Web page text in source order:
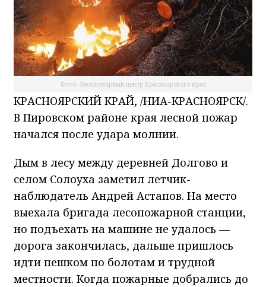
Фото: Лесопожарный центр Красноярского края
КРАСНОЯРСКИЙ КРАЙ, /НИА-КРАСНОЯРСК/.
В Пировском районе края лесной пожар
начался после удара молнии.
Дым в лесу между деревней Долгово и
селом Солоуха заметил летчик-
наблюдатель Андрей Астапов. На место
выехала бригада лесопожарной станции,
но подъехать на машине не удалось —
дорога закончилась, дальше пришлось
идти пешком по болотам и трудной
местности. Когда пожарные добрались до